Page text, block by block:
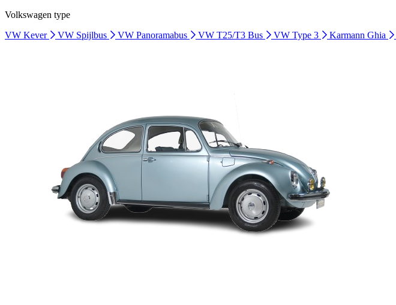
Volkswagen type
VW Kever
VW Spijlbus VW Panoramabus VW T25/T3 Bus VW Type 3 Karmann Ghia